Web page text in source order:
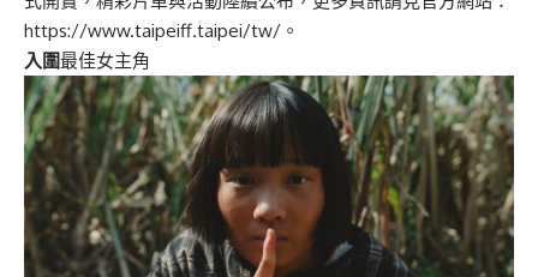
https://www.taipeiff.taipei/tw/ 。
入圍最佳女主角